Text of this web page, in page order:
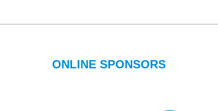
ONLINE SPONSORS